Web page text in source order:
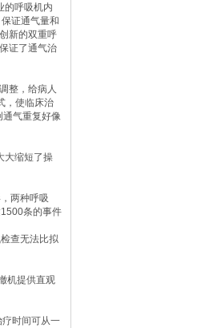
的呼吸机内
证通气量和
新的双重呼
证了通气治
整，给病人
，使临床治
通气重复好像
大缩短了操
两种呼吸
条的事件
查无法比拟
机提供直观
时间可从一